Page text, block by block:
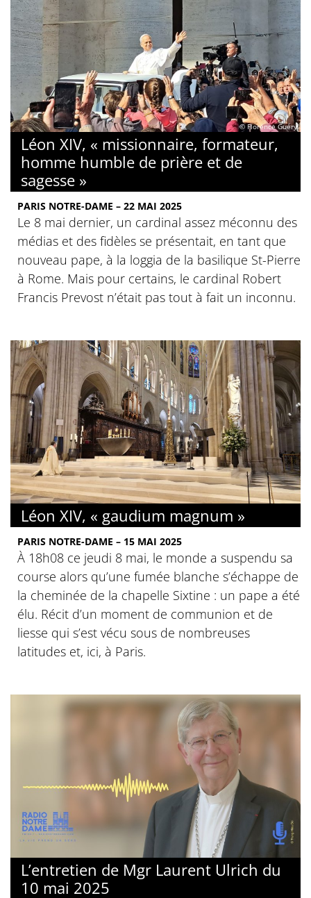
© Florence Guéry
Léon XIV, « missionnaire, formateur,
homme humble de prière et de
sagesse »
PARIS NOTRE-DAME – 22 MAI 2025
Le 8 mai dernier, un cardinal assez méconnu des
médias et des fidèles se présentait, en tant que
nouveau pape, à la loggia de la basilique St-Pierre
à Rome. Mais pour certains, le cardinal Robert
Francis Prevost n’était pas tout à fait un inconnu.
Léon XIV, « gaudium magnum »
PARIS NOTRE-DAME – 15 MAI 2025
À 18h08 ce jeudi 8 mai, le monde a suspendu sa
course alors qu’une fumée blanche s’échappe de
la cheminée de la chapelle Sixtine : un pape a été
élu. Récit d’un moment de communion et de
liesse qui s’est vécu sous de nombreuses
latitudes et, ici, à Paris.
L’entretien de Mgr Laurent Ulrich du
10 mai 2025